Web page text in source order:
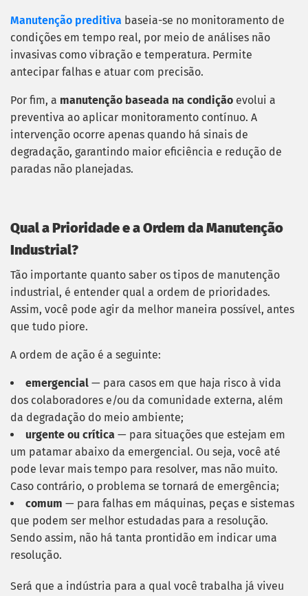
Manutenção preditiva baseia-se no monitoramento de
condições em tempo real, por meio de análises não
invasivas como vibração e temperatura. Permite
antecipar falhas e atuar com precisão.
Por fim, a manutenção baseada na condição evolui a
preventiva ao aplicar monitoramento contínuo. A
intervenção ocorre apenas quando há sinais de
degradação, garantindo maior eficiência e redução de
paradas não planejadas.
Qual a Prioridade e a Ordem da Manutenção
Industrial?
Tão importante quanto saber os tipos de manutenção
industrial, é entender qual a ordem de prioridades.
Assim, você pode agir da melhor maneira possível, antes
que tudo piore.
A ordem de ação é a seguinte:
emergencial — para casos em que haja risco à vida
dos colaboradores e/ou da comunidade externa, além
da degradação do meio ambiente;
urgente ou crítica — para situações que estejam em
um patamar abaixo da emergencial. Ou seja, você até
pode levar mais tempo para resolver, mas não muito.
Caso contrário, o problema se tornará de emergência;
comum — para falhas em máquinas, peças e sistemas
que podem ser melhor estudadas para a resolução.
Sendo assim, não há tanta prontidão em indicar uma
resolução.
Será que a indústria para a qual você trabalha já viveu